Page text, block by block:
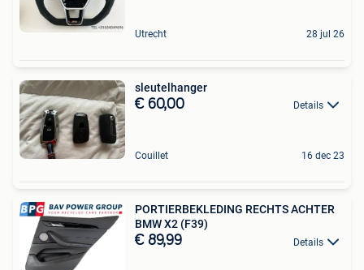
Utrecht 28 jul 26
sleutelhanger
€ 60,00 Details
Couillet 16 dec 23
PORTIERBEKLEDING RECHTS ACHTER
BMW X2 (F39)
€ 89,99 Details